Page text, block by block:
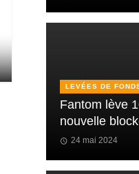
LEVÉES DE
Fantom lève
nouvelle
24 mai 2024